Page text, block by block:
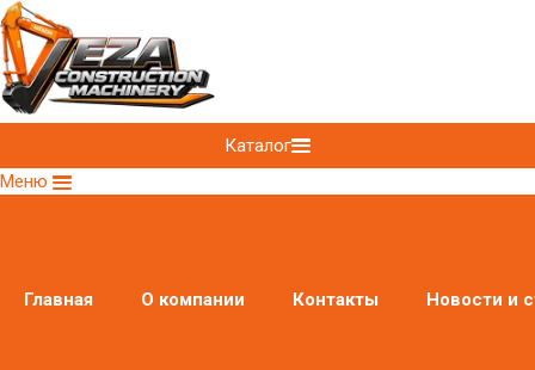
Каталог
Меню
Главная О компании Контакты Новости и